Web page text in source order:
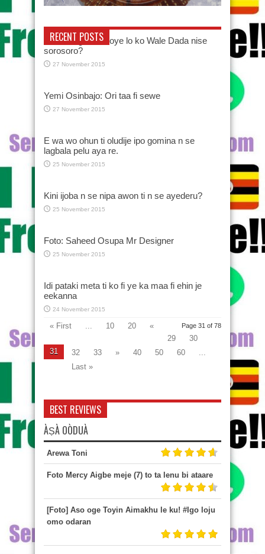
RECENT POSTS
Se Gbenga Adeboye lo ko Wale Dada nise
sorosoro?
27 November 2015
Yemi Osinbajo: Ori taa fi sewe
27 November 2015
E wa wo ohun ti oludije ipo gomina n se
lagbala pelu aya re.
25 November 2015
Kini ijoba n se nipa awon ti n se ayederu?
25 November 2015
Foto: Saheed Osupa Mr Designer
25 November 2015
Idi pataki meta ti ko fi ye ka maa fi ehin je
eekanna
24 November 2015
Page 31 of 78
« First ... 10 20
«
29
30
31
32 33 » 40 50 60
...
Last »
BEST REVIEWS
ÀṢÀ OÒDUÀ
Arewa Toni
Foto Mercy Aigbe meje (7) to ta lenu bi ataare
[Foto] Aso oge Toyin Aimakhu le ku! #Igo loju
omo odaran